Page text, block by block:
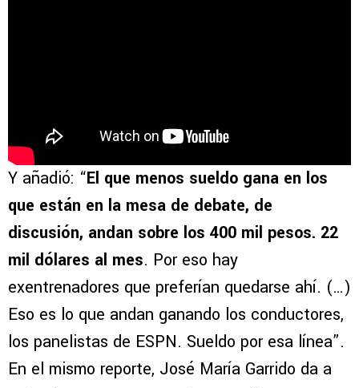
Y añadió: “El que menos sueldo gana en los
que están en la mesa de debate, de
discusión, andan sobre los 400 mil pesos. 22
mil dólares al mes. Por eso hay
exentrenadores que preferían quedarse ahí. (…)
Eso es lo que andan ganando los conductores,
los panelistas de ESPN. Sueldo por esa línea”.
En el mismo reporte, José María Garrido da a